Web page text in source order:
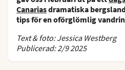
Canariasdramatiska
tips för en oförglömlig
Text & foto: Jessica Westberg
Publicerad: 2/9 2025